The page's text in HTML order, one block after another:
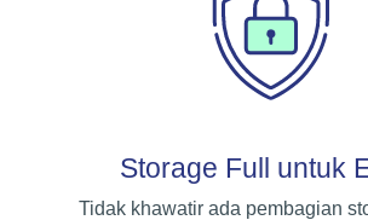
Storage Full untuk
Tidak khawatir ada pembagian